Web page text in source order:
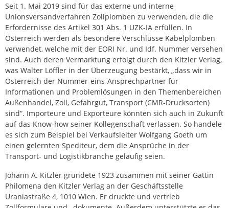
Seit 1. Mai 2019 sind für das externe und interne
Unionsversandverfahren Zollplomben zu verwenden, die die
Erfordernisse des Artikel 301 Abs. 1 UZK-IA erfüllen. In
Österreich werden als besondere Verschlüsse Kabelplomben
verwendet, welche mit der EORI Nr. und Idf. Nummer versehen
sind. Auch deren Vermarktung erfolgt durch den Kitzler Verlag,
was Walter Löffler in der Überzeugung bestärkt, „dass wir in
Österreich der Nummer-eins-Ansprechpartner für
Informationen und Problemlösungen in den Themenbereichen
Außenhandel, Zoll, Gefahrgut, Transport (CMR-Drucksorten)
sind“. Importeure und Exporteure könnten sich auch in Zukunft
auf das Know-how seiner Kollegenschaft verlassen. So handele
es sich zum Beispiel bei Verkaufsleiter Wolfgang Goeth um
einen gelernten Spediteur, dem die Ansprüche in der
Transport- und Logistikbranche geläufig seien.
Johann A. Kitzler gründete 1923 zusammen mit seiner Gattin
Philomena den Kitzler Verlag an der Geschäftsstelle
Uraniastraße 4, 1010 Wien. Er druckte und vertrieb